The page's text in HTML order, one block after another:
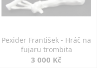
Pexider František - Hráč na
fujaru trombita
3 000 Kč